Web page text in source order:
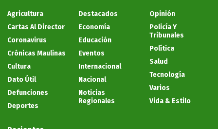
Agricultura
Cartas Al Director
Coronavirus
Crónicas Maulinas
Cultura
Dato Útil
Defunciones
Deportes
Destacados
Economía
Educación
Eventos
Internacional
Nacional
Noticias
Regionales
Opinión
Policía Y
Tribunales
Política
Salud
Tecnología
Varios
Vida & Estilo